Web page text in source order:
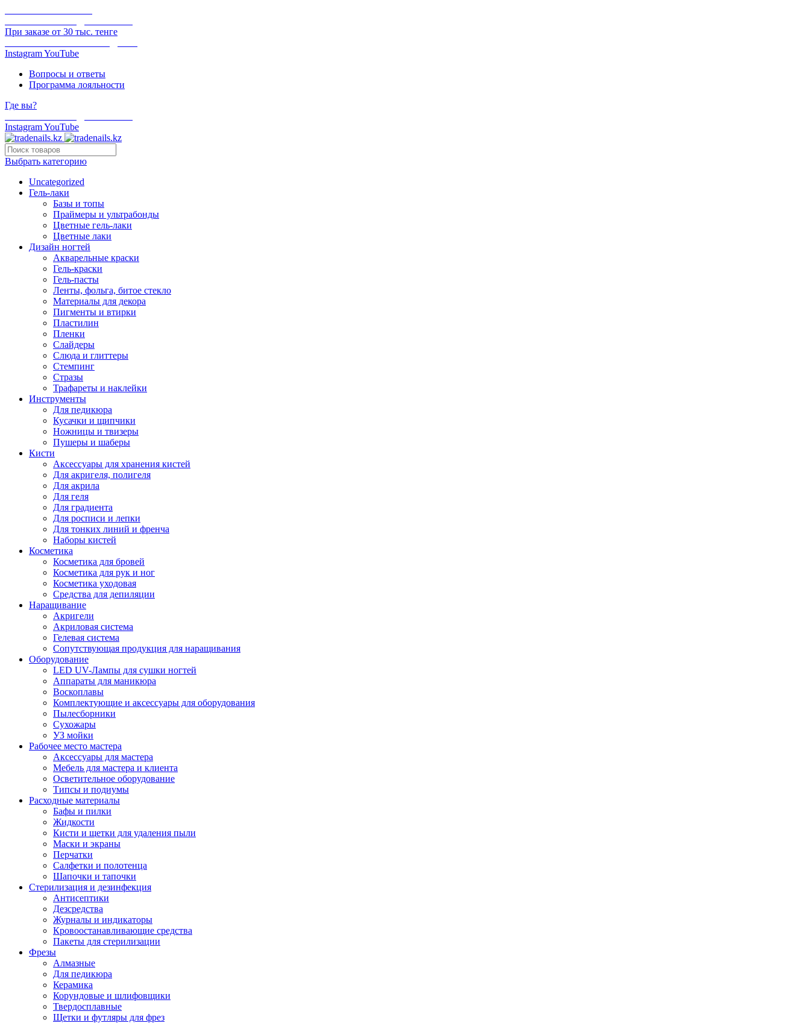
При заказе от 30 тыс. тенге
InstagramYouTube
Вопросы и ответы
Программа лояльности
Где вы?
InstagramYouTube
Выбрать категорию
Uncategorized
Гель-лаки
Базы и топы
Праймеры и ультрабонды
Цветные гель-лаки
Цветные лаки
Дизайн ногтей
Акварельные краски
Гель-краски
Гель-пасты
Ленты, фольга, битое стекло
Материалы для декора
Пигменты и втирки
Пластилин
Пленки
Слайдеры
Слюда и глиттеры
Стемпинг
Стразы
Трафареты и наклейки
Инструменты
Для педикюра
Кусачки и щипчики
Ножницы и твизеры
Пушеры и шаберы
Кисти
Аксессуары для хранения кистей
Для акригеля, полигеля
Для акрила
Для геля
Для градиента
Для росписи и лепки
Для тонких линий и френча
Наборы кистей
Косметика
Косметика для бровей
Косметика для рук и ног
Косметика уходовая
Средства для депиляции
Наращивание
Акригели
Акриловая система
Гелевая система
Сопутствующая продукция для наращивания
Оборудование
LED UV-Лампы для сушки ногтей
Аппараты для маникюра
Воскоплавы
Комплектующие и аксессуары для оборудования
Пылесборники
Сухожары
УЗ мойки
Рабочее место мастера
Аксессуары для мастера
Мебель для мастера и клиента
Осветительное оборудование
Типсы и подиумы
Расходные материалы
Бафы и пилки
Жидкости
Кисти и щетки для удаления пыли
Маски и экраны
Перчатки
Салфетки и полотенца
Шапочки и тапочки
Стерилизация и дезинфекция
Антисептики
Дезсредства
Журналы и индикаторы
Кровоостанавливающие средства
Пакеты для стерилизации
Фрезы
Алмазные
Для педикюра
Керамика
Корундовые и шлифовщики
Твердосплавные
Щетки и футляры для фрез